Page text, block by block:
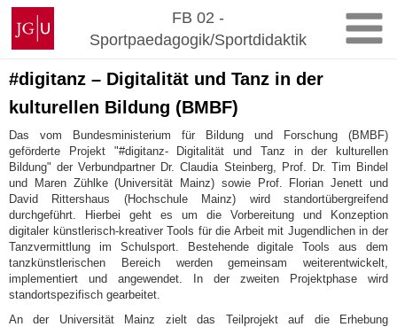
Zum
Inhalt
springen
Johannes
Gutenberg-
Universität
Mainz
FB 02 -
Sportpaedagogik/Sportdidaktik
#digitanz – Digitalität und Tanz in der
kulturellen Bildung (BMBF)
Das vom Bundesministerium für Bildung und Forschung (BMBF)
geförderte Projekt "#digitanz- Digitalität und Tanz in der kulturellen
Bildung" der Verbundpartner Dr. Claudia Steinberg, Prof. Dr. Tim Bindel
und Maren Zühlke (Universität Mainz) sowie Prof. Florian Jenett und
David Rittershaus (Hochschule Mainz) wird standortübergreifend
durchgeführt. Hierbei geht es um die Vorbereitung und Konzeption
digitaler künstlerisch-kreativer Tools für die Arbeit mit Jugendlichen in der
Tanzvermittlung im Schulsport. Bestehende digitale Tools aus dem
tanzkünstlerischen Bereich werden gemeinsam weiterentwickelt,
implementiert und angewendet. In der zweiten Projektphase wird
standortspezifisch gearbeitet.
An der Universität Mainz zielt das Teilprojekt auf die Erhebung